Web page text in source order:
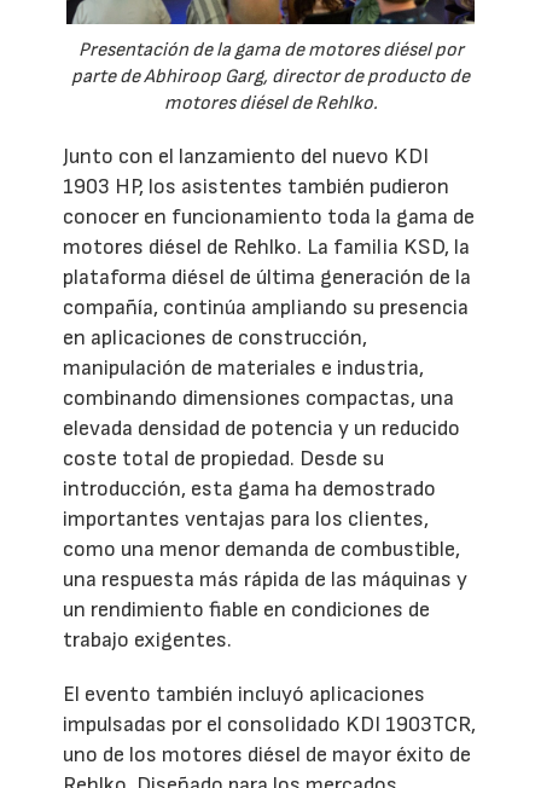
Presentación de la gama de motores diésel por
parte de Abhiroop Garg, director de producto de
motores diésel de Rehlko.
Junto con el lanzamiento del nuevo KDI
1903 HP, los asistentes también pudieron
conocer en funcionamiento toda la gama de
motores diésel de Rehlko. La familia KSD, la
plataforma diésel de última generación de la
compañía, continúa ampliando su presencia
en aplicaciones de construcción,
manipulación de materiales e industria,
combinando dimensiones compactas, una
elevada densidad de potencia y un reducido
coste total de propiedad. Desde su
introducción, esta gama ha demostrado
importantes ventajas para los clientes,
como una menor demanda de combustible,
una respuesta más rápida de las máquinas y
un rendimiento fiable en condiciones de
trabajo exigentes.
El evento también incluyó aplicaciones
impulsadas por el consolidado KDI 1903TCR,
uno de los motores diésel de mayor éxito de